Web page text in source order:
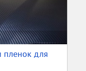
пленок для